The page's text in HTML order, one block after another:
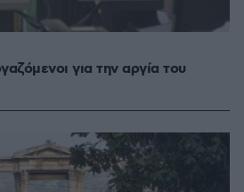
για την αργία του